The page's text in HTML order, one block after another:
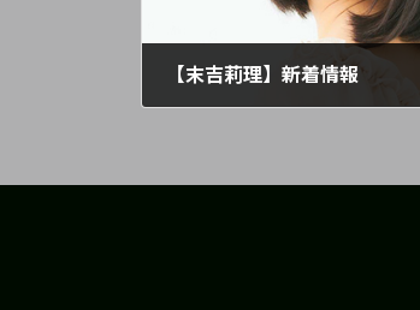
【末吉莉理】新着情報